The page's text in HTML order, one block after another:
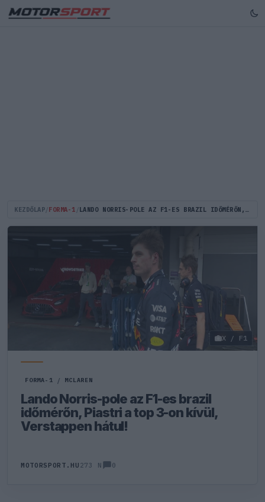
KEZDŐLAP FORMA-1 LANDO NORRIS-POLE AZ F1-ES BRAZIL IDŐMÉRŐN, PIASTRI A TOP 3-ON KÍVÜL, VERSTAPPEN HÁTUL!
X / F1
FORMA-1 / MCLAREN
Lando Norris-pole az F1-es brazil
időmérőn, Piastri a top 3-on kívül,
Verstappen hátul!
MOTORSPORT.HU 273 N 0